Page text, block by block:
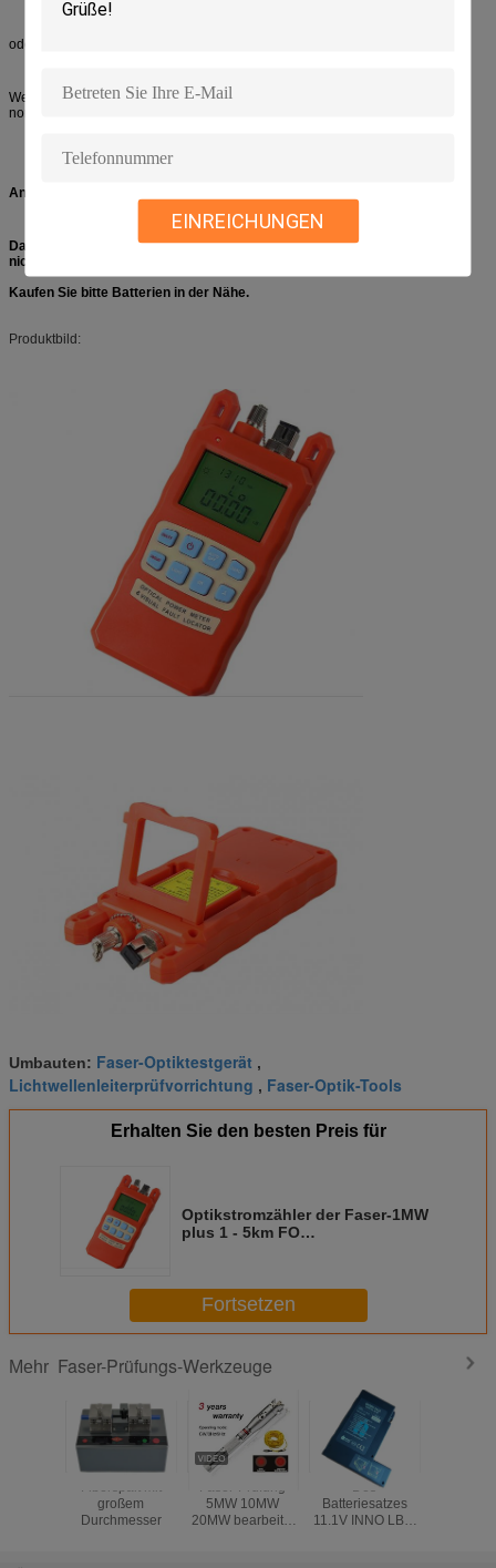
EINREICHUNGEN
oder sein mag ein Subsystem in einem viel größeren Instrument.
Wenn es mit einer Lichtquelle kombiniert wird, wird das Instrument
normalerweise ein optischer Verlust-Test-Satz genannt.
Anzeige:
Da das PostLuftpostpaket nicht Batterien sendet, enthalten alle Produkte
nicht Batterien.
Kaufen Sie bitte Batterien in der Nähe.
Produktbild:
Umbauten: Faser-Optiktestgerät ,
Lichtwellenleiterprüfvorrichtung , Faser-Optik-Tools
Erhalten Sie den besten Preis für
Optikstromzähler der Faser-1MW
plus 1 - 5km FO
Fortsetzen
Mehr Faser-Prüfungs-Werkzeuge
großem
Durchmesser
5MW 10MW
20MW bearbeitet
Des
Batteriesatzes
11.1V INNO LBT-